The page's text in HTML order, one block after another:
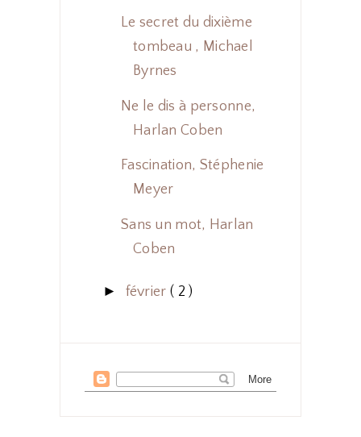
Le secret du dixième
tombeau , Michael
Byrnes
Ne le dis à personne,
Harlan Coben
Fascination, Stéphenie
Meyer
Sans un mot, Harlan
Coben
► février ( 2 )